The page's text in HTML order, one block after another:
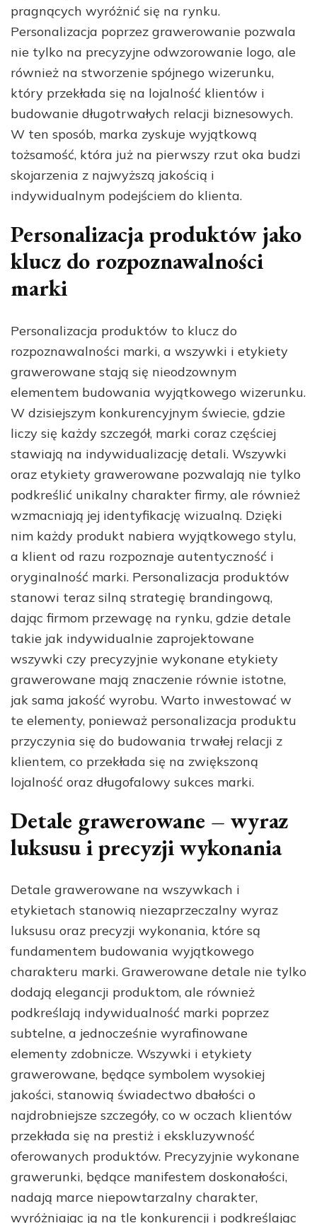
pragnących wyróżnić się na rynku.
Personalizacja poprzez grawerowanie pozwala
nie tylko na precyzyjne odwzorowanie logo, ale
również na stworzenie spójnego wizerunku,
który przekłada się na lojalność klientów i
budowanie długotrwałych relacji biznesowych.
W ten sposób, marka zyskuje wyjątkową
tożsamość, która już na pierwszy rzut oka budzi
skojarzenia z najwyższą jakością i
indywidualnym podejściem do klienta.
Personalizacja produktów jako
klucz do rozpoznawalności
marki
Personalizacja produktów to klucz do
rozpoznawalności marki, a wszywki i etykiety
grawerowane stają się nieodzownym
elementem budowania wyjątkowego wizerunku.
W dzisiejszym konkurencyjnym świecie, gdzie
liczy się każdy szczegół, marki coraz częściej
stawiają na indywidualizację detali. Wszywki
oraz etykiety grawerowane pozwalają nie tylko
podkreślić unikalny charakter firmy, ale również
wzmacniają jej identyfikację wizualną. Dzięki
nim każdy produkt nabiera wyjątkowego stylu,
a klient od razu rozpoznaje autentyczność i
oryginalność marki. Personalizacja produktów
stanowi teraz silną strategię brandingową,
dając firmom przewagę na rynku, gdzie detale
takie jak indywidualnie zaprojektowane
wszywki czy precyzyjnie wykonane etykiety
grawerowane mają znaczenie równie istotne,
jak sama jakość wyrobu. Warto inwestować w
te elementy, ponieważ personalizacja produktu
przyczynia się do budowania trwałej relacji z
klientem, co przekłada się na zwiększoną
lojalność oraz długofalowy sukces marki.
Detale grawerowane – wyraz
luksusu i precyzji wykonania
Detale grawerowane na wszywkach i
etykietach stanowią niezaprzeczalny wyraz
luksusu oraz precyzji wykonania, które są
fundamentem budowania wyjątkowego
charakteru marki. Grawerowane detale nie tylko
dodają elegancji produktom, ale również
podkreślają indywidualność marki poprzez
subtelne, a jednocześnie wyrafinowane
elementy zdobnicze. Wszywki i etykiety
grawerowane, będące symbolem wysokiej
jakości, stanowią świadectwo dbałości o
najdrobniejsze szczegóły, co w oczach klientów
przekłada się na prestiż i ekskluzywność
oferowanych produktów. Precyzyjnie wykonane
grawerunki, będące manifestem doskonałości,
nadają marce niepowtarzalny charakter,
wyróżniając ją na tle konkurencji i podkreślając